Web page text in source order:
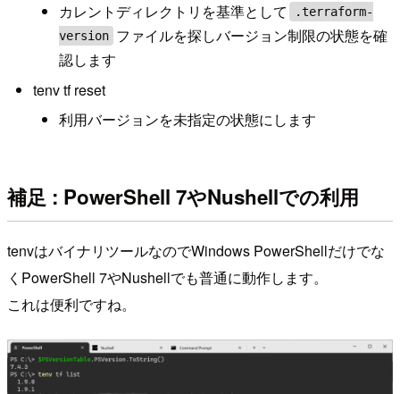
カレントディレクトリを基準として
.terraform-
version ファイルを探しバージョン制限の状態を確
認します
tenv tf reset
利用バージョンを未指定の状態にします
補足 : PowerShell 7やNushellでの利用
tenvはバイナリツールなのでWindows PowerShellだけでな
くPowerShell 7やNushellでも普通に動作します。
これは便利ですね。